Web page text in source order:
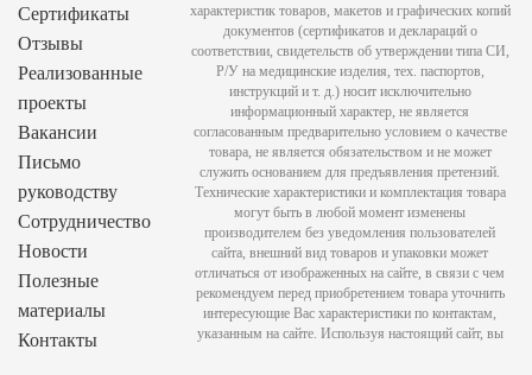
Сертификаты
Отзывы
Реализованные
проекты
Вакансии
Письмо
руководству
Сотрудничество
Новости
Полезные
материалы
Контакты
характеристик товаров, макетов и графических копий
документов (сертификатов и деклараций о
соответствии, свидетельств об утверждении типа СИ,
Р/У на медицинские изделия, тех. паспортов,
инструкций и т. д.) носит исключительно
информационный характер, не является
согласованным предварительно условием о качестве
товара, не является обязательством и не может
служить основанием для предъявления претензий.
Технические характеристики и комплектация товара
могут быть в любой момент изменены
производителем без уведомления пользователей
сайта, внешний вид товаров и упаковки может
отличаться от изображенных на сайте, в связи с чем
рекомендуем перед приобретением товара уточнить
интересующие Вас характеристики по контактам,
указанным на сайте. Используя настоящий сайт, вы